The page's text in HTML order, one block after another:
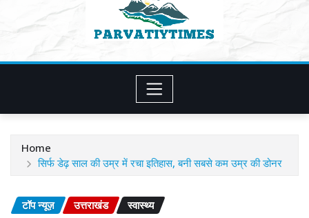
Home
सिर्फ डेढ़ साल की उम्र में रचा इतिहास, बनी सबसे कम उम्र की डोनर
टॉप न्यूज़ उत्तराखंड स्वास्थ्य